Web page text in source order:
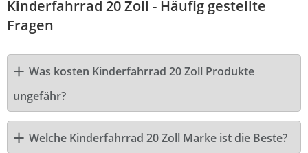
Kinderfahrrad 20 Zoll - Häufig gestellte
Fragen
Was kosten Kinderfahrrad 20 Zoll Produkte
ungefähr?
Welche Kinderfahrrad 20 Zoll Marke ist die Beste?